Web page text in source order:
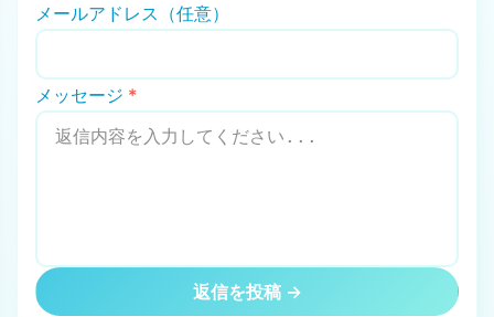
メールアドレス（任意）
メッセージ *
返信を投稿 →